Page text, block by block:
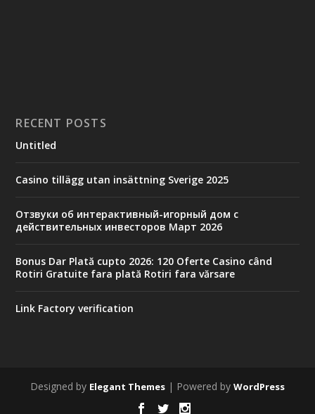
RECENT POSTS
Untitled
Casino tillägg utan insättning Sverige 2025
Отзвуки об интерактивный-игорный дом с
действительных инвесторов Март 2026
Bonus Dar Plată cupto 2026: 120 Oferte Casino când
Rotiri Gratuite fara plată Rotiri fara vărsare
Link Factory verification
Designed by Elegant Themes | Powered by WordPress